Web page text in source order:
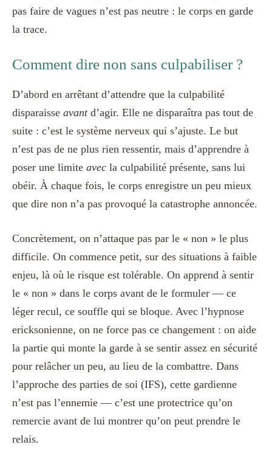
pas faire de vagues n’est pas neutre : le corps en garde
la trace.
Comment dire non sans culpabiliser ?
D’abord en arrêtant d’attendre que la culpabilité
disparaisse avantd’agir. Elle ne disparaîtra pas tout de
suite : c’est le système nerveux qui s’ajuste. Le but
n’est pas de ne plus rien ressentir, mais d’apprendre à
poser une limite avec la culpabilité présente, sans lui
obéir. À chaque fois, le corps enregistre un peu mieux
que dire non n’a pas provoqué la catastrophe annoncée.
Concrètement, on n’attaque pas par le « non » le plus
difficile. On commence petit, sur des situations à faible
enjeu, là où le risque est tolérable. On apprend à sentir
le « non » dans le corps avant de le formuler — ce
léger recul, ce souffle qui se bloque. Avec l’hypnose
ericksonienne, on ne force pas ce changement : on aide
la partie qui monte la garde à se sentir assez en sécurité
pour relâcher un peu, au lieu de la combattre. Dans
l’approche des parties de soi (IFS), cette gardienne
n’est pas l’ennemie — c’est une protectrice qu’on
remercie avant de lui montrer qu’on peut prendre le
relais.